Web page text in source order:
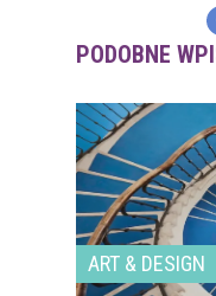
PODOBNE
ART & DESIGN